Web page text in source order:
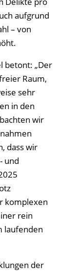
aufgrund
– von
betont: „Der
Raum,
sehr
in den
wir
dass wir
und
komplexen
rein
laufenden
der